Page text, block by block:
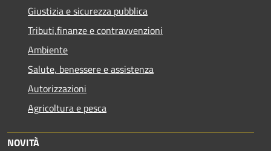
Giustizia e sicurezza pubblica
Tributi,finanze e contravvenzioni
Ambiente
Salute, benessere e assistenza
Autorizzazioni
Agricoltura e pesca
NOVITÀ